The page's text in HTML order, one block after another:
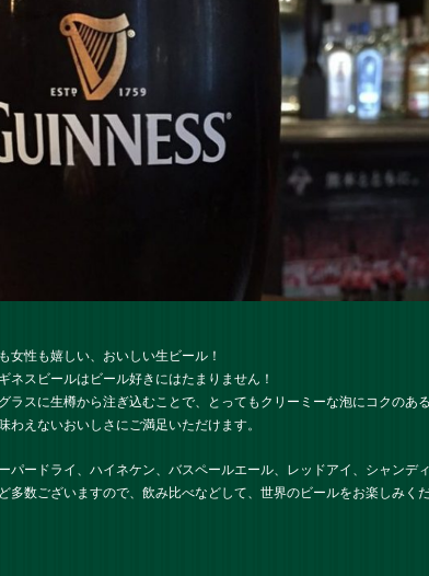
女性も嬉しい、おいしい生ビール！
ネスビールはビール好きにはたまりません！
ラスに生樽から注ぎ込むことで、とってもクリーミーな泡にコクのあ
わえないおいしさにご満足いただけます。
パードライ、ハイネケン、バスペールエール、レッドアイ、シャン
多数ございますので、飲み比べなどして、世界のビールをお楽しみくだ